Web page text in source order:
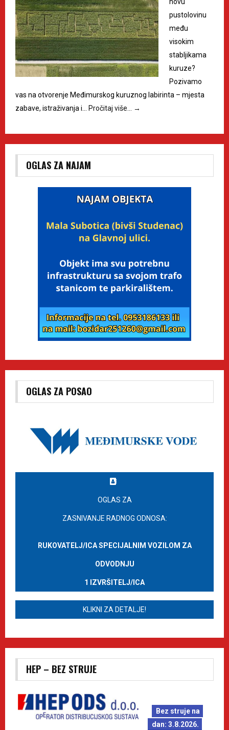
pustolovinu
među
visokim
stabljikama
kuruze?
Pozivamo
vas na otvorenje Međimurskog kuruznog labirinta – mjesta
zabave, istraživanja i…
Pročitaj više… →
OGLAS ZA NAJAM
OGLAS ZA POSAO
OGLAS ZA
ZASNIVANJE RADNOG ODNOSA:
RUKOVATELJ/ICA SPECIJALNIM VOZILOM ZA
ODVODNJU
1 IZVRŠITELJ/ICA
KLIKNI ZA DETALJE!
HEP – BEZ STRUJE
Bez struje na
dan: 3.8.2026.